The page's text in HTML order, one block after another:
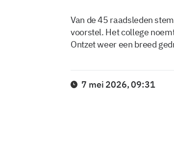
Van de 45 raadsleden
voorstel. Het college
Ontzet weer een breed
7 mei 2026, 09:31